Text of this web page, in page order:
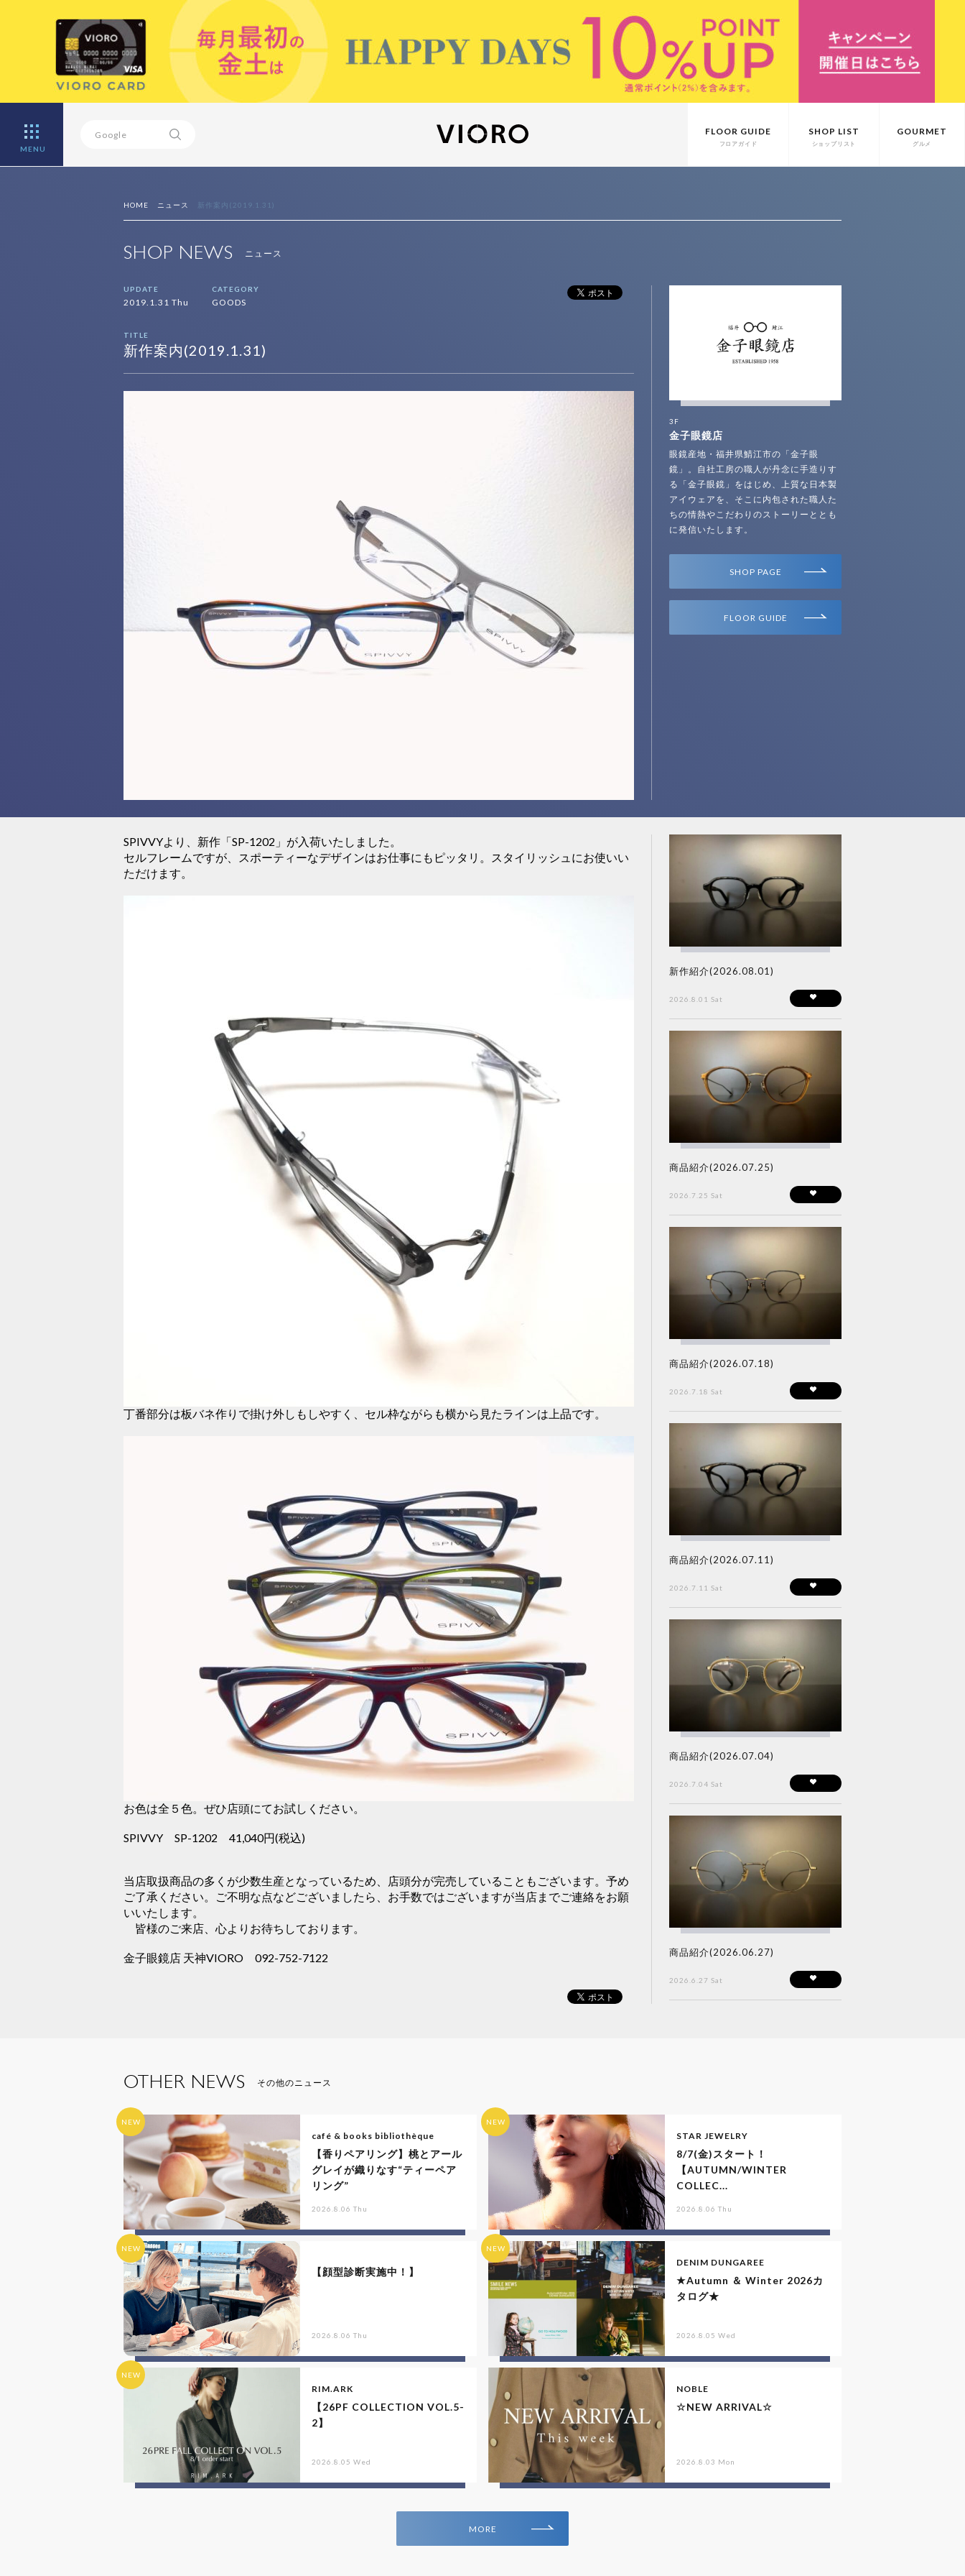
MENU
FLOOR GUIDE
フロアガイド
SHOP LIST
ショップリスト
GOURMET
グルメ
HOME ニュース 新作案内(2019.1.31)
SHOP NEWS ニュース
UPDATE
2019.1.31 Thu
CATEGORY
GOODS
TITLE
新作案内(2019.1.31)
3F
金子眼鏡店
眼鏡産地・福井県鯖江市の「金子眼
鏡」。自社工房の職人が丹念に手造りす
る「金子眼鏡」をはじめ、上質な日本製
アイウェアを、そこに内包された職人た
ちの情熱やこだわりのストーリーととも
に発信いたします。
SHOP PAGE
FLOOR GUIDE
SPIVVYより、新作「SP-1202」が入荷いたしました。
セルフレームですが、スポーティーなデザインはお仕事にもピッタリ。スタイリッシュにお使いい
ただけます。
丁番部分は板バネ作りで掛け外しもしやすく、セル枠ながらも横から見たラインは上品です。
お色は全５色。ぜひ店頭にてお試しください。
SPIVVY SP-1202 41,040円(税込)
当店取扱商品の多くが少数生産となっているため、店頭分が完売していることもございます。予め
ご了承ください。ご不明な点などございましたら、お手数ではございますが当店までご連絡をお願
いいたします。
皆様のご来店、心よりお待ちしております。
金子眼鏡店 天神VIORO 092-752-7122
新作紹介(2026.08.01)
2026.8.01 Sat
商品紹介(2026.07.25)
2026.7.25 Sat
商品紹介(2026.07.18)
2026.7.18 Sat
商品紹介(2026.07.11)
2026.7.11 Sat
商品紹介(2026.07.04)
2026.7.04 Sat
商品紹介(2026.06.27)
2026.6.27 Sat
OTHER NEWS その他のニュース
NEW
café & books bibliothèque
【香りペアリング】桃とアール
グレイが織りなす“ティーペア
リング”
2026.8.06 Thu
NEW
STAR JEWELRY
8/7(金)スタート！
【AUTUMN/WINTER
COLLEC...
2026.8.06 Thu
NEW
【顔型診断実施中！】
2026.8.06 Thu
NEW
DENIM DUNGAREE
★Autumn ＆ Winter 2026カ
タログ★
2026.8.05 Wed
NEW
RIM.ARK
【26PF COLLECTION VOL.5-
2】
2026.8.05 Wed
NOBLE
☆NEW ARRIVAL☆
2026.8.03 Mon
MORE